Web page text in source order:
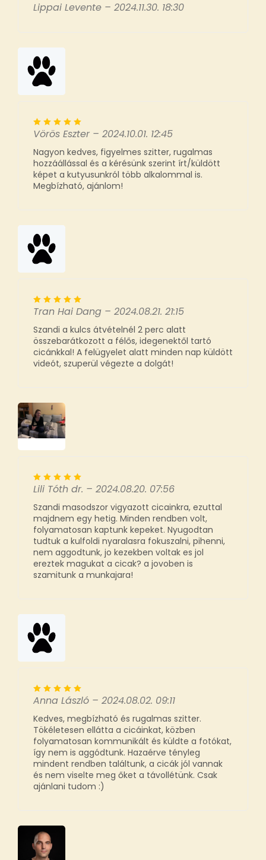
Lippai Levente – 2024.11.30. 18:30
Vörös Eszter – 2024.10.01. 12:45
Nagyon kedves, figyelmes szitter, rugalmas
hozzáállással és a kérésünk szerint írt/küldött
képet a kutyusunkról több alkalommal is.
Megbízható, ajánlom!
Tran Hai Dang – 2024.08.21. 21:15
Szandi a kulcs átvételnél 2 perc alatt
összebarátkozott a félős, idegenektől tartó
cicánkkal! A felügyelet alatt minden nap küldött
videót, szuperül végezte a dolgát!
Lili Tóth dr. – 2024.08.20. 07:56
Szandi masodszor vigyazott cicainkra, ezuttal
majdnem egy hetig. Minden rendben volt,
folyamatosan kaptunk kepeket. Nyugodtan
tudtuk a kulfoldi nyaralasra fokuszalni, pihenni,
nem aggodtunk, jo kezekben voltak es jol
ereztek magukat a cicak? a jovoben is
szamitunk a munkajara!
Anna László – 2024.08.02. 09:11
Kedves, megbízható és rugalmas szitter.
Tökéletesen ellátta a cicáinkat, közben
folyamatosan kommunikált és küldte a fotókat,
így nem is aggódtunk. Hazaérve tényleg
mindent rendben találtunk, a cicák jól vannak
és nem viselte meg őket a távollétünk. Csak
ajánlani tudom :)